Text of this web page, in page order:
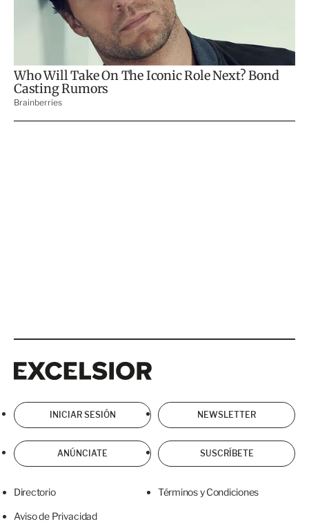
INICIAR SESIÓN NEWSLETTER
ANÚNCIATE SUSCRÍBETE
Directorio Términos y Condiciones
Aviso de Privacidad